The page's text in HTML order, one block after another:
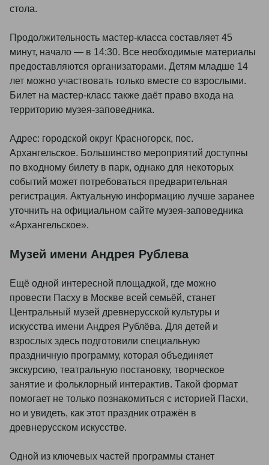
стола.
Продолжительность мастер-класса составляет 45
минут, начало — в 14:30. Все необходимые материалы
предоставляются организаторами. Детям младше 14
лет можно участвовать только вместе со взрослыми.
Билет на мастер-класс также даёт право входа на
территорию музея-заповедника.
Адрес: городской округ Красногорск, пос.
Архангельское. Большинство мероприятий доступны
по входному билету в парк, однако для некоторых
событий может потребоваться предварительная
регистрация. Актуальную информацию лучше заранее
уточнить на официальном сайте музея-заповедника
«Архангельское».
Музей имени Андрея Рублева
Ещё одной интересной площадкой, где можно
провести Пасху в Москве всей семьёй, станет
Центральный музей древнерусской культуры и
искусства имени Андрея Рублёва. Для детей и
взрослых здесь подготовили специальную
праздничную программу, которая объединяет
экскурсию, театральную постановку, творческое
занятие и фольклорный интерактив. Такой формат
помогает не только познакомиться с историей Пасхи,
но и увидеть, как этот праздник отражён в
древнерусском искусстве.
Одной из ключевых частей программы станет